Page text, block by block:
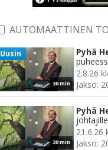
AUTOMAATTINEN
30 min
Uusin Pyhä
2.8.26
Jakso:
30 min
Pyhä
21.6.26
Jakso: